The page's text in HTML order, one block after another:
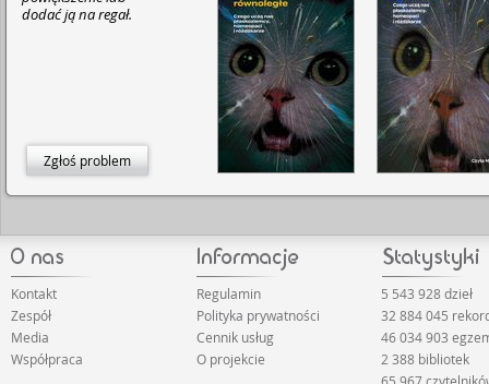
dodać ją na regał.
Zgłoś problem
Kontakt
Zespół
Media
Współpraca
Regulamin
Polityka prywatności
Cennik usług
O projekcie
5 543 928 dzieł
32 884 045
46 034 903
2 388 bibliotek